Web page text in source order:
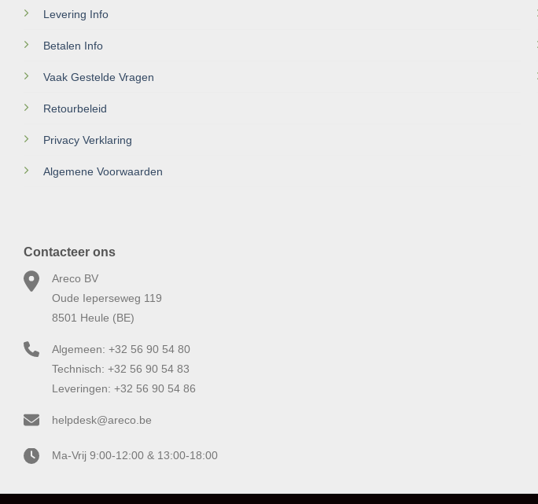
Levering Info
Betalen Info
Vaak Gestelde Vragen
Retourbeleid
Privacy Verklaring
Algemene Voorwaarden
Contacteer ons
Areco BV
Oude Ieperseweg 119
8501 Heule (BE)
Algemeen: +32 56 90 54 80
Technisch: +32 56 90 54 83
Leveringen: +32 56 90 54 86
helpdesk@areco.be
Ma-Vrij 9:00-12:00 & 13:00-18:00